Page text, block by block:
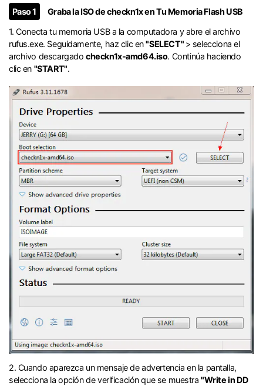
󠀰Paso 1
Graba la ISO de checkn1x en Tu Memoria Flash USB󠀲󠀩󠀧󠀣󠀠󠀨󠀣󠀧󠀳
󠀰1. Conecta tu memoria USB a la computadora y abre el archivo
rufus.exe.󠀲󠀩󠀧󠀣󠀠󠀨󠀣󠀨󠀳󠀰 Seguidamente, haz clic en"SELECT" > selecciona el
archivo descargadocheckn1x-amd64.iso.󠀲󠀩󠀧󠀣󠀠󠀨󠀣󠀩󠀳󠀰 Continúa haciendo
clic en "START".󠀲󠀩󠀧󠀣󠀠󠀨󠀤󠀠󠀳
2.󠀰 Cuando aparezca un mensaje de advertencia en la pantalla,
selecciona la opción de verificación que se muestra"Write in DD